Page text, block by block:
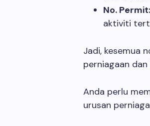
No. Permit:
aktiviti
Jadi, kesemua
perniagaan
Anda perlu
urusan